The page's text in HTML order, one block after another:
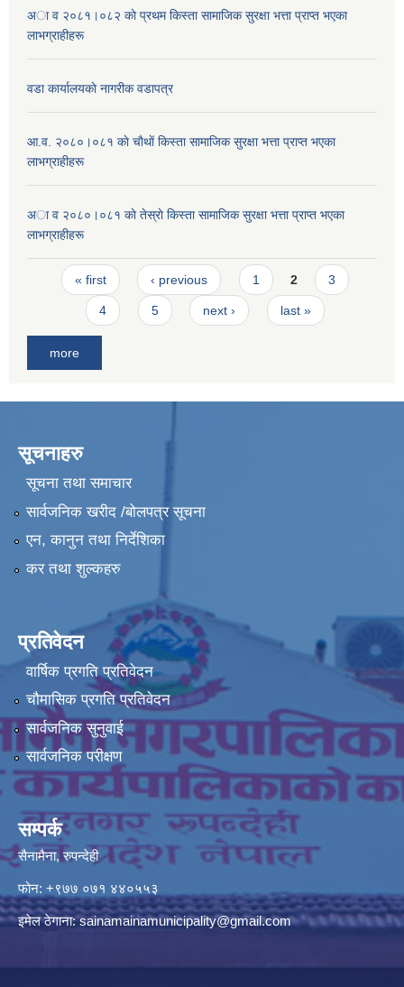
अा व २०८१।०८२ काे प्रथम किस्ता सामाजिक सुरक्षा भत्ता प्राप्त भएका
लाभग्राहीहरू
वडा कार्यालयकाे नागरीक वडापत्र
आ.व. २०८०।०८१ काे चाैथाें किस्ता सामाजिक सुरक्षा भत्ता प्राप्त भएका
लाभग्राहीहरू
अा व २०८०।०८१ काे तेस्राे किस्ता सामाजिक सुरक्षा भत्ता प्राप्त भएका
लाभग्राहीहरू
Pages
« first ‹ previous 1 2 3
4 5 next › last »
more
सूचनाहरु
सूचना तथा समाचार
सार्वजनिक खरीद /बोलपत्र सूचना
एन, कानुन तथा निर्देशिका
कर तथा शुल्कहरु
प्रतिवेदन
वार्षिक प्रगति प्रतिवेदन
चौमासिक प्रगति प्रतिवेदन
सार्वजनिक सुनुवाई
सार्वजनिक परीक्षण
सम्पर्क
सैनामैना, रुपन्देही
फोन: +९७७ ०७१ ४४०५५३
इमेल ठेगाना:sainamainamunicipality@gmail.com